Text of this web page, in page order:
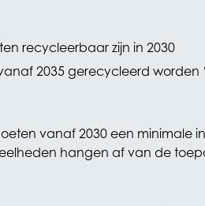
recycleerbaar zijn in 2030
2035 gerecycleerd worden
vanaf 2030 een minimale
hangen af van de